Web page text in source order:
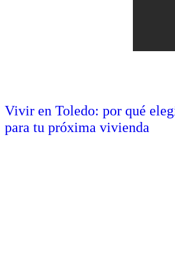
Vivir en Toledo: por qué
para tu próxima vivienda